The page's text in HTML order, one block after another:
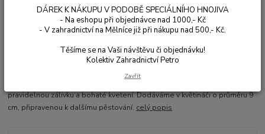
Ohodnotit produkt
pravidelnou zálivku a bohaté kvetení. Dodáváme v květináči o průměru 9
cm, připravenou k dalšímu pěstování. celý popis
DÁREK K NÁKUPU V PODOBĚ SPECIÁLNÍHO HNOJIVA
- Na eshopu při objednávce nad 1000,- Kč
- V zahradnictví na Mělníce již při nákupu nad 500,- Kč.
Těšíme se na Vaši návštěvu či objednávku!
Kolektiv Zahradnictví Petro
Zavřít